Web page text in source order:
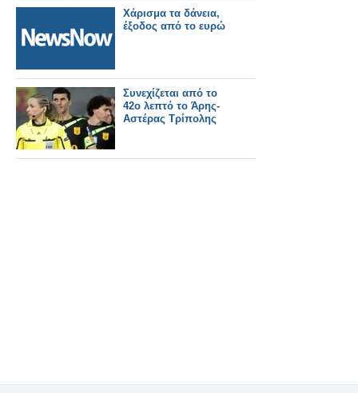
Χάρισμα τα δάνεια,
έξοδος από το ευρώ
Συνεχίζεται από το
42ο λεπτό το Άρης-
Αστέρας Τρίπολης